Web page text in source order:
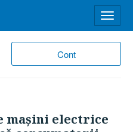
Cont
meniu
maşini electrice